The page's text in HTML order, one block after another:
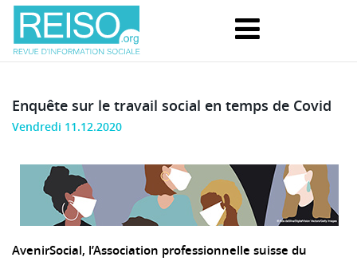
Enquête sur le travail social en temps de Covid
Vendredi 11.12.2020
AvenirSocial, l’Association professionnelle suisse du